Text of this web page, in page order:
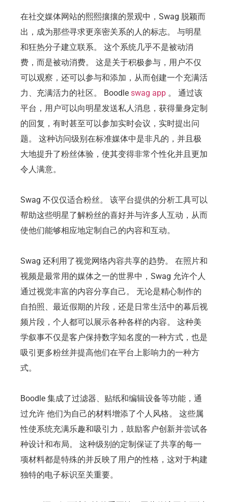
在社交媒体网站的熙熙攘攘的景观中，Swag 脱颖而
出，成为那些寻求更亲密关系的人的标志。 与明星
和狂热分子建立联系。 这个系统几乎不是被动消
费，而是被动消费。 这是关于积极参与，用户不仅
可以观察，还可以参与和添加，从而创建一个充满活
力、充满活力的社区。 Boodle swag app 。 通过该
平台，用户可以向明星发送私人消息，获得量身定制
的回复，有时甚至可以参加实时会议，实时提出问
题。 这种访问级别在标准媒体中是非凡的，并且极
大地提升了粉丝体验，使其变得非常个性化并且更加
令人满意。
Swag 不仅仅适合粉丝。 该平台提供的分析工具可以
帮助这些明星了解粉丝的喜好并与许多人互动，从而
使他们能够相应地定制自己的内容和互动。
Swag 还利用了视觉网络内容共享的趋势。 在照片和
视频是最常用的媒体之一的世界中，Swag 允许个人
通过视觉丰富的内容分享自己。 无论是精心制作的
自拍照、最近假期的片段，还是日常生活中的幕后视
频片段，个人都可以展示各种各样的内容。 这种美
学叙事不仅是客户保持数字知名度的一种方式，也是
吸引更多粉丝并提高他们在平台上影响力的一种方
式。
Boodle 集成了过滤器、贴纸和编辑设备等功能，通
过允许 他们为自己的材料增添了个人风格。 这些属
性使系统充满乐趣和吸引力，鼓励客户创新并尝试各
种设计和布局。 这种级别的定制保证了共享的每一
项材料都是特殊的并反映了用户的性格，这对于构建
独特的电子标识至关重要。